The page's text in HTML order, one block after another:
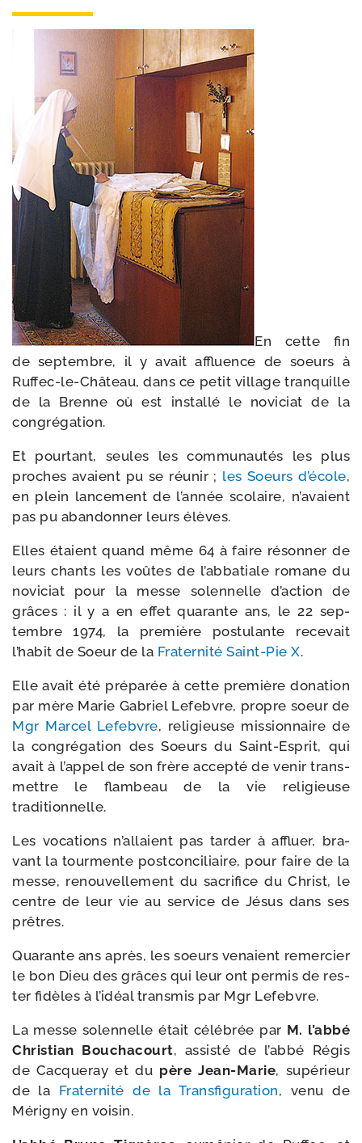
En cette fin
de sep­tembre, il y avait affluence de soeurs à
Ruffec-​le-​Château, dans ce petit vil­lage tran­quille
de la Brenne où est ins­tal­lé le novi­ciat de la
congrégation.
Et pour­tant, seules les com­mu­nau­tés les plus
proches avaient pu se réunir ; les Soeurs d’école,
en plein lan­ce­ment de l’année sco­laire, n’avaient
pas pu aban­don­ner leurs élèves.
Elles étaient quand même 64 à faire réson­ner de
leurs chants les voûtes de l’abbatiale romane du
novi­ciat pour la messe solen­nelle d’action de
grâces : il y a en effet qua­rante ans, le 22 sep­
tembre 1974, la pre­mière pos­tu­lante rece­vait
l’habit de Soeur de la Fraternité Saint-​Pie X.
Elle avait été pré­pa­rée à cette pre­mière dona­tion
par mère Marie Gabriel Lefebvre, propre soeur de
Mgr Marcel Lefebvre, reli­gieuse mis­sion­naire de
la congré­ga­tion des Soeurs du Saint-​Esprit, qui
avait à l’appel de son frère accep­té de venir trans­
mettre le flam­beau de la vie reli­gieuse
traditionnelle.
Les voca­tions n’allaient pas tar­der à affluer, bra­
vant la tour­mente post­con­ci­liaire, pour faire de la
messe, renou­vel­le­ment du sacri­fice du Christ, le
centre de leur vie au ser­vice de Jésus dans ses
prêtres.
Quarante ans après, les soeurs venaient remer­cier
le bon Dieu des grâces qui leur ont per­mis de res­
ter fidèles à l’idéal trans­mis par Mgr Lefebvre.
La messe solen­nelle était célé­brée par M. l’abbé
Christian Bouchacourt, assis­té de l’abbé Régis
de Cacqueray et du père Jean-​Marie, supé­rieur
de la Fraternité de la Transfiguration, venu de
Mérigny en voisin.